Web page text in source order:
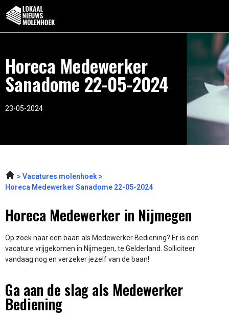
Horeca Medewerker
Sanadome 22-05-2024
23-05-2024
Vacatures molenhoek
Horeca Medewerker Sanadome 22-05-2024
Horeca Medewerker in Nijmegen
Op zoek naar een baan als Medewerker Bediening? Er is een
vacature vrijgekomen in Nijmegen, te Gelderland. Solliciteer
vandaag nog en verzeker jezelf van de baan!
Ga aan de slag als Medewerker
Bediening